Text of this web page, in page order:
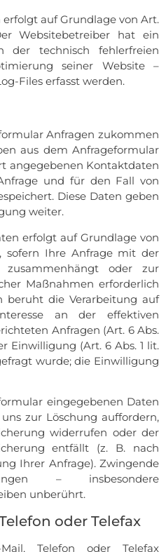
erfolgt auf Grundlage von Art.
Websitebetreiber hat ein
der technisch fehlerfreien
seiner Website –
Files erfasst werden.
Anfragen zukommen
aus dem Anfrageformular
angegebenen Kontaktdaten
und für den Fall von
Diese Daten geben
weiter.
erfolgt auf Grundlage von
sofern Ihre Anfrage mit der
zusammenhängt oder zur
Maßnahmen erforderlich
beruht die Verarbeitung auf
an der effektiven
Anfragen (Art. 6 Abs.
Einwilligung (Art. 6 Abs. 1 lit.
wurde; die Einwilligung
eingegebenen Daten
zur Löschung auffordern,
widerrufen oder der
entfällt (z. B. nach
Ihrer Anfrage). Zwingende
– insbesondere
unberührt.
oder Telefax
Telefon oder Telefax